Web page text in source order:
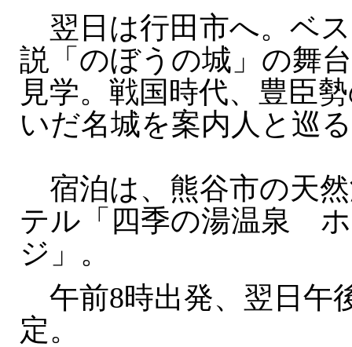
翌日は行田市へ。ベ
説「のぼうの城」の舞
見学。戦国時代、豊臣
いだ名城を案内人と巡
宿泊は、熊谷市の天
テル「四季の湯温泉
ジ」。
午前8時出発、翌日午
定。